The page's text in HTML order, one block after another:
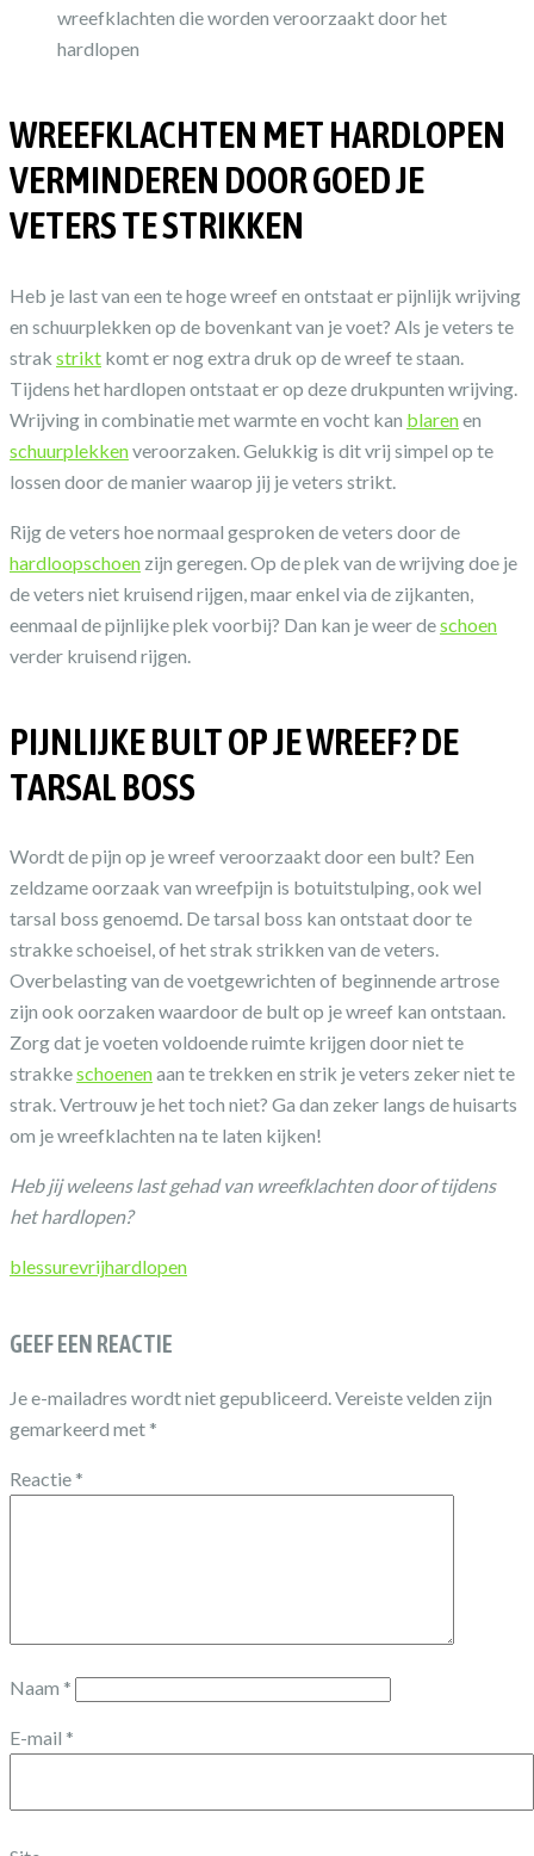
wreefklachten die worden veroorzaakt door het
hardlopen
WREEFKLACHTEN MET HARDLOPEN
VERMINDEREN DOOR GOED JE
VETERS TE STRIKKEN
Heb je last van een te hoge wreef en ontstaat er pijnlijk wrijving
en schuurplekken op de bovenkant van je voet? Als je veters te
strak strikt komt er nog extra druk op de wreef te staan.
Tijdens het hardlopen ontstaat er op deze drukpunten wrijving.
Wrijving in combinatie met warmte en vocht kan blarenen
schuurplekkenveroorzaken. Gelukkig is dit vrij simpel op te
lossen door de manier waarop jij je veters strikt.
Rijg de veters hoe normaal gesproken de veters door de
hardloopschoen zijn geregen. Op de plek van de wrijving doe je
de veters niet kruisend rijgen, maar enkel via de zijkanten,
eenmaal de pijnlijke plek voorbij? Dan kan je weer deschoen
verder kruisend rijgen.
PIJNLIJKE BULT OP JE WREEF? DE
TARSAL BOSS
Wordt de pijn op je wreef veroorzaakt door een bult? Een
zeldzame oorzaak van wreefpijn is botuitstulping, ook wel
tarsal boss genoemd. De tarsal boss kan ontstaat door te
strakke schoeisel, of het strak strikken van de veters.
Overbelasting van de voetgewrichten of beginnende artrose
zijn ook oorzaken waardoor de bult op je wreef kan ontstaan.
Zorg dat je voeten voldoende ruimte krijgen door niet te
strakkeschoenenaan te trekken en strik je veters zeker niet te
strak. Vertrouw je het toch niet? Ga dan zeker langs de huisarts
om je wreefklachten na te laten kijken!
Heb jij weleens last gehad van wreefklachten door of tijdens
het hardlopen?
blessurevrijhardlopen
GEEF EEN REACTIE
Je e-mailadres wordt niet gepubliceerd.Vereiste velden zijn
gemarkeerd met *
Reactie *
Naam *
E-mail *